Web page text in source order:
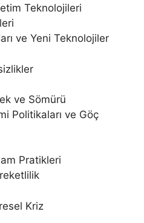
Teknolojileri
ve Yeni Teknolojiler
ve Sömürü
Politikaları ve Göç
Pratikleri
Kriz